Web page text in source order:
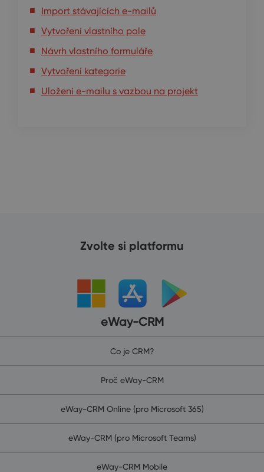
Import stávajících e-mailů
Vytvoření vlastního pole
Návrh vlastního formuláře
Vytvoření kategorie
Uložení e-mailu s vazbou na projekt
Zvolte si platformu
eWay-CRM
Co je CRM?
Proč eWay-CRM
eWay-CRM Online (pro Microsoft 365)
eWay-CRM (pro Microsoft Teams)
eWay-CRM Mobile